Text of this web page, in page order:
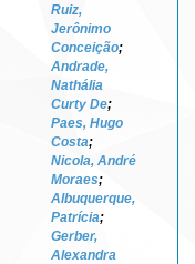
Ruiz,
Jerônimo
Conceição;
Andrade,
Nathália
Curty De;
Paes, Hugo
Costa;
Nicola, André
Moraes;
Albuquerque,
Patrícia;
Gerber,
Alexandra